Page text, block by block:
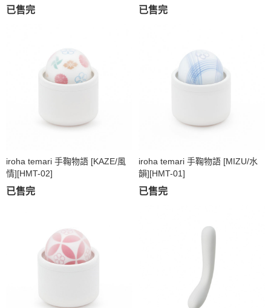
已售完 已售完
iroha temari 手鞠物語 [KAZE/風
情][HMT-02]
已售完
iroha temari 手鞠物語 [MIZU/水
韻][HMT-01]
已售完